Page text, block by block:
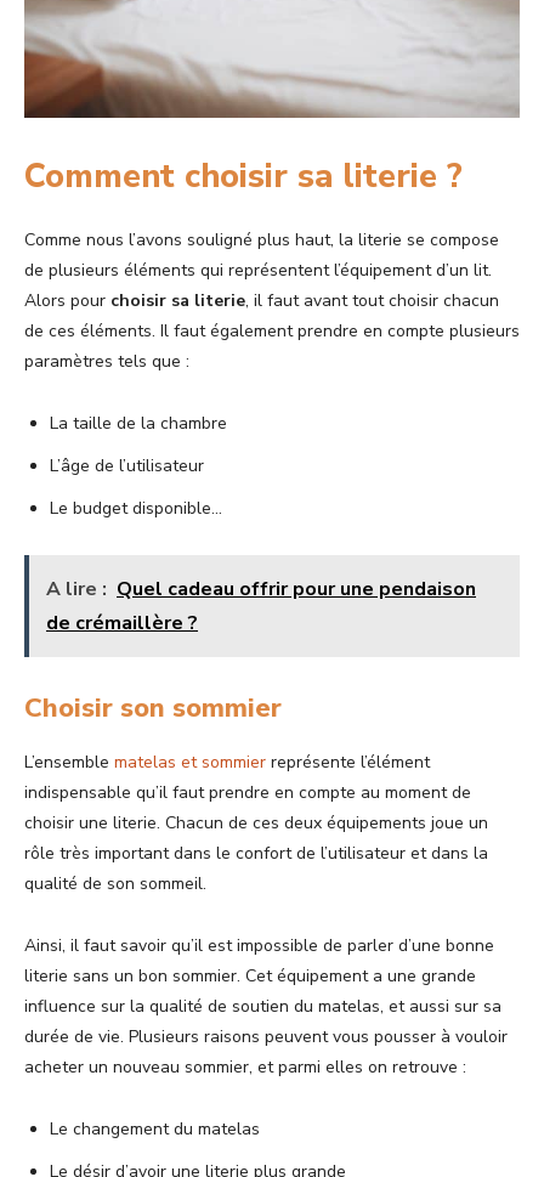
Comment choisir sa literie ?
Comme nous l’avons souligné plus haut, la literie se compose
de plusieurs éléments qui représentent l’équipement d’un lit.
Alors pour choisir sa literie, il faut avant tout choisir chacun
de ces éléments. Il faut également prendre en compte plusieurs
paramètres tels que :
La taille de la chambre
L’âge de l’utilisateur
Le budget disponible…
A lire : Quel cadeau offrir pour une pendaison
de crémaillère ?
Choisir son sommier
L’ensemble matelas et sommier représente l’élément
indispensable qu’il faut prendre en compte au moment de
choisir une literie. Chacun de ces deux équipements joue un
rôle très important dans le confort de l’utilisateur et dans la
qualité de son sommeil.
Ainsi, il faut savoir qu’il est impossible de parler d’une bonne
literie sans un bon sommier. Cet équipement a une grande
influence sur la qualité de soutien du matelas, et aussi sur sa
durée de vie. Plusieurs raisons peuvent vous pousser à vouloir
acheter un nouveau sommier, et parmi elles on retrouve :
Le changement du matelas
Le désir d’avoir une literie plus grande